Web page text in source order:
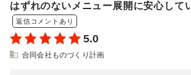
はずれのないメニュー展開に安心して
返信コメントあり
5.0
合同会社ものづくり計画